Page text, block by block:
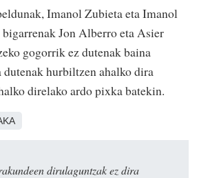
Imanol Zubieta eta Imanol
Jon Alberro eta Asier
gogorrik ez dutenak baina
dutenak hurbiltzen ahalko dira
direlako ardo pixka batekin.
dirulaguntzak ez dira